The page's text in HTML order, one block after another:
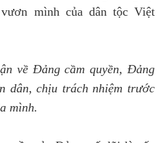
mình của dân tộc Việt
về Đảng cầm quyền, Đảng
dân, chịu trách nhiệm trước
mình.